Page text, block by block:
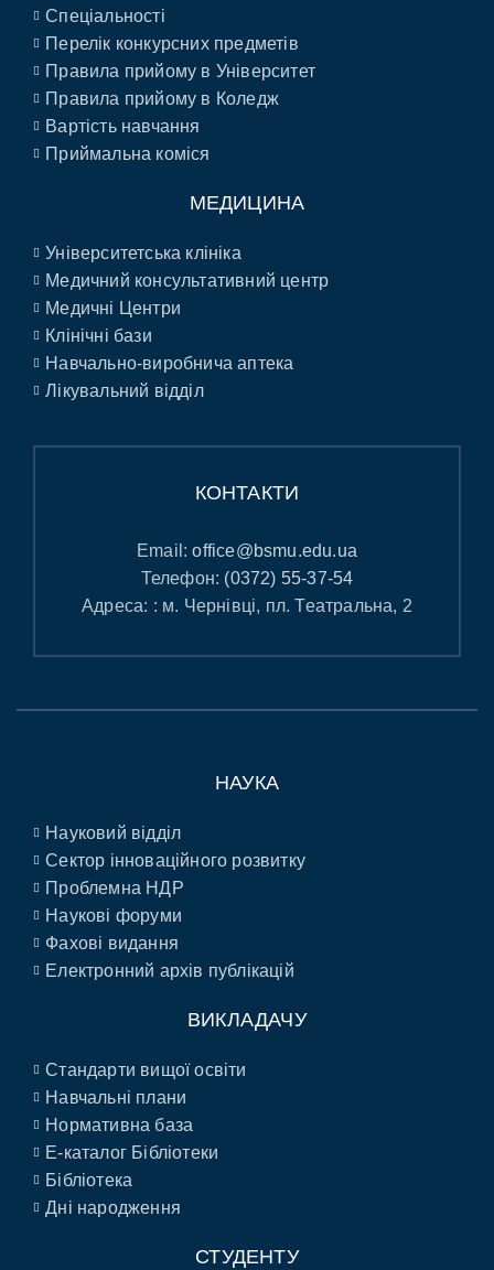
Спеціальності
Перелік конкурсних предметів
Правила прийому в Університет
Правила прийому в Коледж
Вартість навчання
Приймальна коміся
МЕДИЦИНА
Університетська клініка
Медичний консультативний центр
Медичні Центри
Клінічні бази
Навчально-виробнича аптека
Лікувальний відділ
КОНТАКТИ
Email:office@bsmu.edu.ua
Телефон: (0372) 55-37-54
Адреса: : м. Чернівці, пл. Театральна, 2
НАУКА
Науковий відділ
Сектор інноваційного розвитку
Проблемна НДР
Наукові форуми
Фахові видання
Електронний архів публікацій
ВИКЛАДАЧУ
Стандарти вищої освіти
Навчальні плани
Нормативна база
E-каталог Бібліотеки
Бібліотека
Дні народження
СТУДЕНТУ